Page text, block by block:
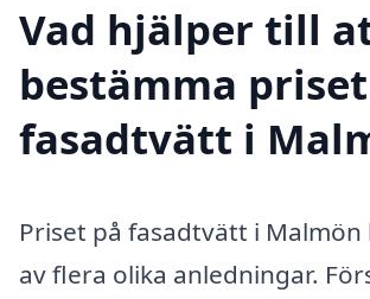
Vad hjälper till
bestämma
fasadtvätt i
Priset på fasadtvätt i Malmön
av flera olika anledningar.